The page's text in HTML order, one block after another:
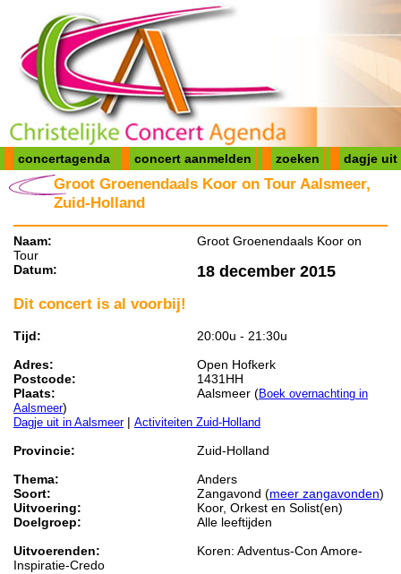
concertagenda concert aanmelden zoeken dagje uit
Groot Groenendaals Koor on Tour Aalsmeer,
Zuid-Holland
Naam:
Groot Groenendaals Koor on
Tour
Datum:
18 december 2015
Dit concert is al voorbij!
Tijd:
20:00u - 21:30u
Adres:
Open Hofkerk
Postcode:
1431HH
Plaats:
Aalsmeer (Boek overnachting in
Aalsmeer)
Dagje uit in Aalsmeer| Activiteiten Zuid-Holland
Provincie:
Zuid-Holland
Thema:
Anders
Soort:
Zangavond (meer zangavonden)
Uitvoering:
Koor, Orkest en Solist(en)
Doelgroep:
Alle leeftijden
Uitvoerenden:
Koren: Adventus-Con Amore-
Inspiratie-Credo